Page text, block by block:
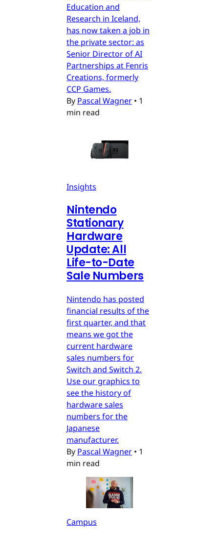
Education and
Research in Iceland,
has now taken a job in
the private sector: as
Senior Director of AI
Partnerships at Fenris
Creations, formerly
CCP Games.
By Pascal Wagner • 1
min read
Insights
Nintendo
Stationary
Hardware
Update: All
Life-to-Date
Sale Numbers
Nintendo has posted
financial results of the
first quarter, and that
means we got the
current hardware
sales numbers for
Switch and Switch 2.
Use our graphics to
see the history of
hardware sales
numbers for the
Japanese
manufacturer.
By Pascal Wagner • 1
min read
Campus